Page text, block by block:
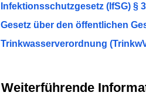
Infektionsschutzgesetz (IfSG) §
Gesetz über den öffentlichen
Trinkwasserverordnung
Weiterführende